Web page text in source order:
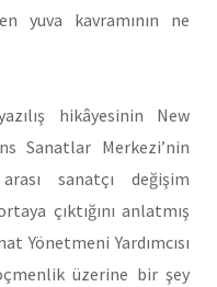
yuva kavramının ne
hikâyesinin New
Sanatlar Merkezi’nin
sanatçı değişim
çıktığını anlatmış
Yönetmeni Yardımcısı
üzerine bir şey